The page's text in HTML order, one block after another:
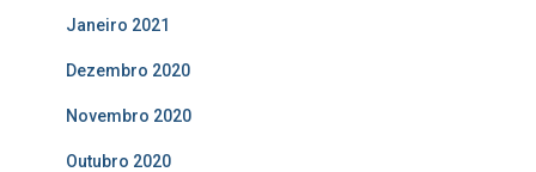
Janeiro 2021
Dezembro 2020
Novembro 2020
Outubro 2020